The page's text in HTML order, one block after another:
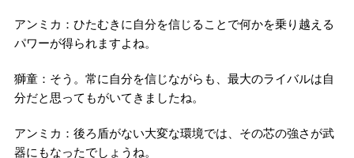
アンミカ：ひたむきに自分を信じることで何かを乗り越える
パワーが得られますよね。
獅童：そう。常に自分を信じながらも、最大のライバルは自
分だと思ってもがいてきましたね。
アンミカ：後ろ盾がない大変な環境では、その芯の強さが武
器にもなったでしょうね。